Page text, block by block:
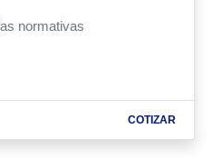
normativas
COTIZAR